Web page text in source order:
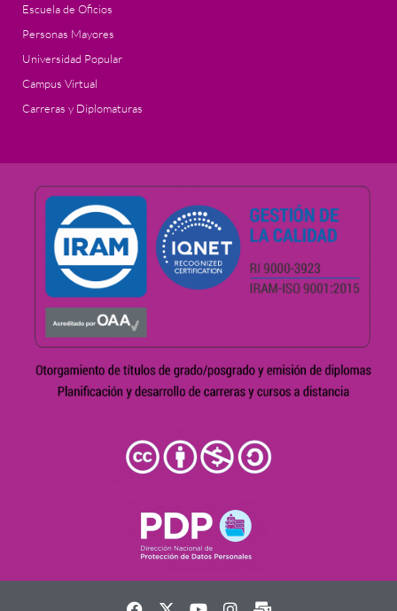
Escuela de Oficios
Personas Mayores
Universidad Popular
Campus Virtual
Carreras y Diplomaturas